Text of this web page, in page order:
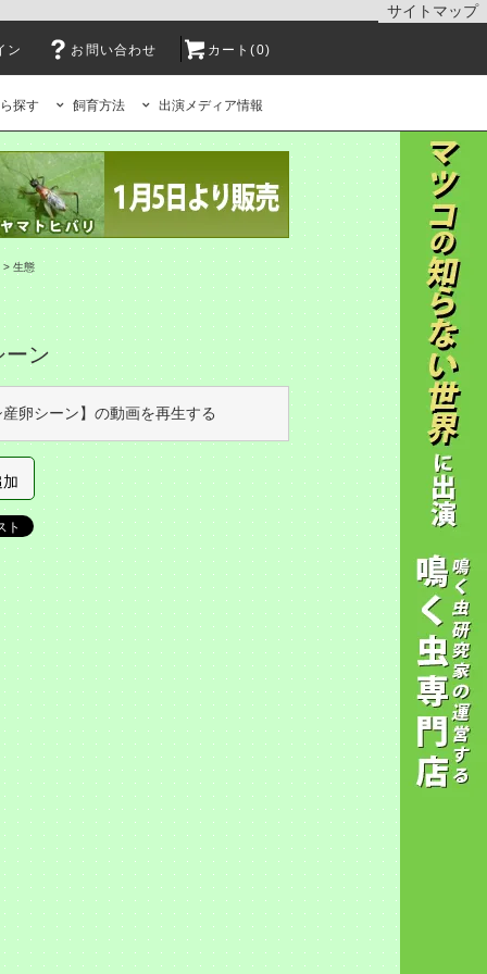
サイトマップ
ン お問い合わせ カート(0)
探す 飼育方法 出演メディア情報
> 生態
ーン
卵シーン】の動画を再生する